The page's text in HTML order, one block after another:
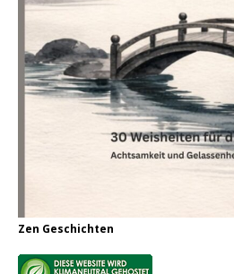
Zen Geschichten